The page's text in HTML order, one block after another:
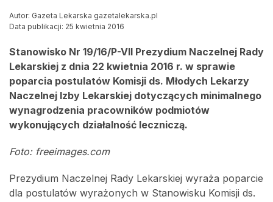
Autor: Gazeta Lekarska gazetalekarska.pl
Data publikacji: 25 kwietnia 2016
Stanowisko Nr 19/16/P-VII Prezydium Naczelnej Rady
Lekarskiej z dnia 22 kwietnia 2016 r. w sprawie
poparcia postulatów Komisji ds. Młodych Lekarzy
Naczelnej Izby Lekarskiej dotyczących minimalnego
wynagrodzenia pracowników podmiotów
wykonujących działalność leczniczą.
Foto: freeimages.com
Prezydium Naczelnej Rady Lekarskiej wyraża poparcie
dla postulatów wyrażonych w Stanowisku Komisji ds.